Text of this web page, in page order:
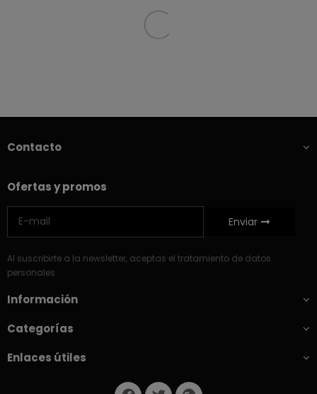
Contacto
Ofertas y promos
Enviar
Al suscribirte a la newsletter, aceptas el tratamiento de datos
personales
Información
Categorías
Enlaces útiles